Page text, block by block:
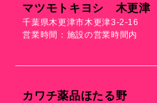
マツモトキヨシ 木更津
千葉県木更津市木更津3-2-16
営業時間：施設の営業時間内
カワチ薬品ほたる野